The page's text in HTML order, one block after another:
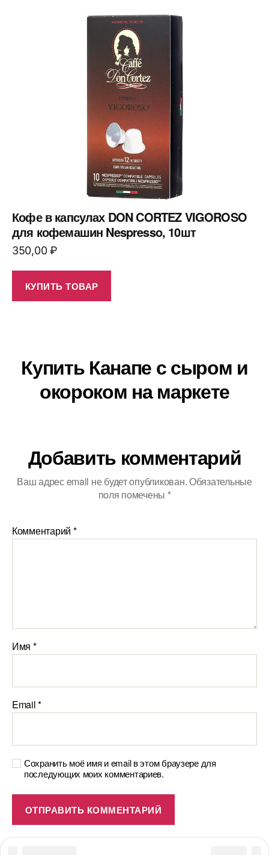
Кофе в капсулах DON CORTEZ VIGOROSO
для кофемашин Nespresso, 10шт
350,00₽
КУПИТЬ ТОВАР
Купить Канапе с сыром и
окороком на маркете
Добавить комментарий
Ваш адрес email не будет опубликован.Обязательные
поля помечены *
Комментарий *
Имя *
Email*
Сохранить моё имя и email в этом браузере для
последующих моих комментариев.